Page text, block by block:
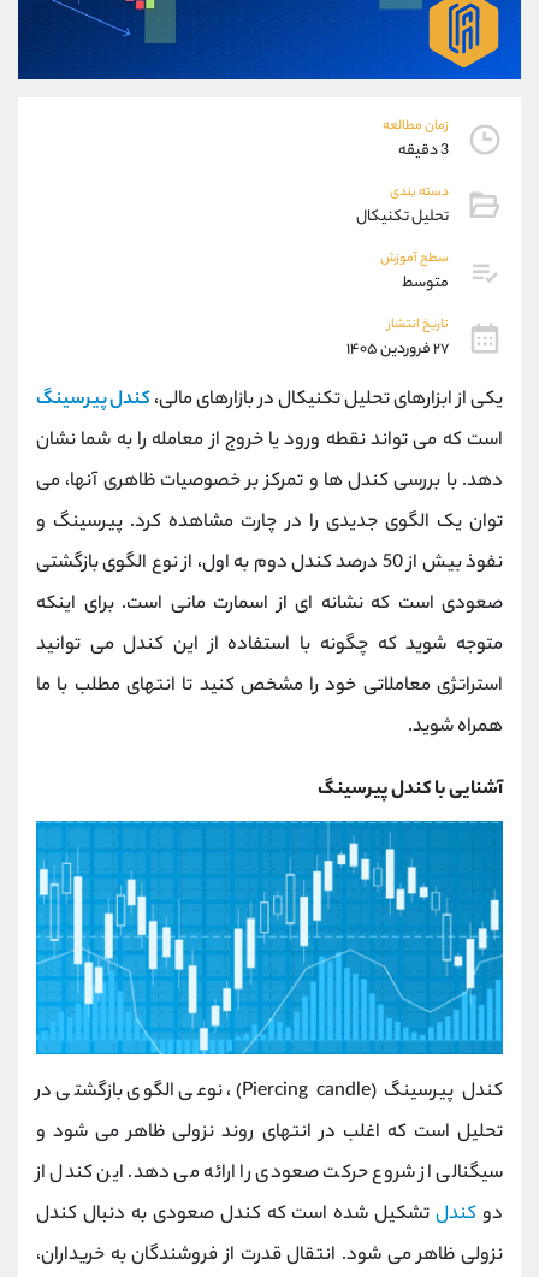
زمان مطالعه
3 دقیقه
دسته بندی
تحلیل تکنیکال
سطح آموزش
متوسط
تاریخ انتشار
۲۷ فروردین ۱۴۰۵
یکی از ابزارهای تحلیل تکنیکال در بازارهای مالی،کندل پیرسینگ
است که می تواند نقطه ورود یا خروج از معامله را به شما نشان
دهد. با بررسی کندل ها و تمرکز بر خصوصیات ظاهری آنها، می
توان یک الگوی جدیدی را در چارت مشاهده کرد. پیرسینگ و
نفوذ بیش از 50 درصد کندل دوم به اول، از نوع الگوی بازگشتی
صعودی است که نشانه ای از اسمارت مانی است. برای اینکه
متوجه شوید که چگونه با استفاده از این کندل می توانید
استراتژی معاملاتی خود را مشخص کنید تا انتهای مطلب با ما
همراه شوید.
آشنایی با کندل پیرسینگ
کندل پیرسینگ (Piercing candle)، نوعی الگوی بازگشتی در
تحلیل است که اغلب در انتهای روند نزولی ظاهر می شود و
سیگنالی از شروع حرکت صعودی را ارائه می دهد. این کندل از
دو کندلتشکیل شده است که کندل صعودی به دنبال کندل
نزولی ظاهر می شود. انتقال قدرت از فروشندگان به خریداران،
09927779040
واتساپ شروع گفتگو
تلگرام
پشتیبان فروش
موبایل
اطلاعات تماس (دفتر فروش)
تلفن 021-22021030
021-22021040
اینستاگرام @alireza.mehrabii
کانال تلگرام @alirezamehrabi_com
@alirezamehrabi_official